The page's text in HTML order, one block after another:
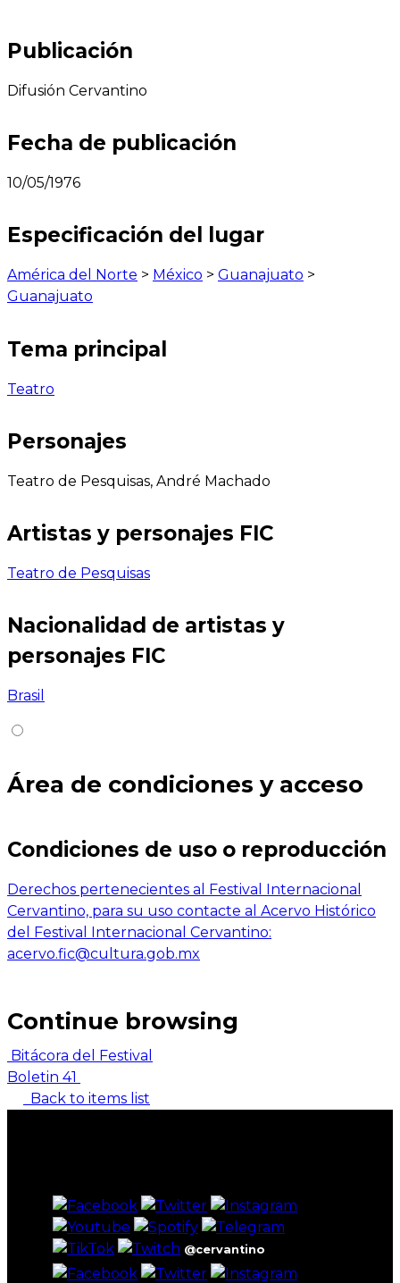
Publicación
Difusión Cervantino
Fecha de publicación
10/05/1976
Especificación del lugar
América del Norte > México > Guanajuato >
Guanajuato
Tema principal
Teatro
Personajes
Teatro de Pesquisas, André Machado
Artistas y personajes FIC
Teatro de Pesquisas
Nacionalidad de artistas y
personajes FIC
Brasil
Área de condiciones y acceso
Condiciones de uso o reproducción
Derechos pertenecientes al Festival Internacional
Cervantino, para su uso contacte al Acervo Histórico
del Festival Internacional Cervantino:
acervo.fic@cultura.gob.mx
Continue browsing
Bitácora del Festival
Boletin 41
Back to items list
@cervantino